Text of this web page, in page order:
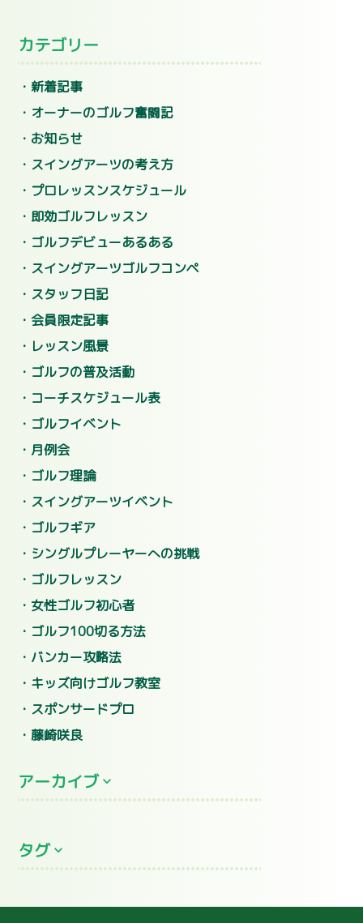
カテゴリー
新着記事
オーナーのゴルフ奮闘記
お知らせ
スイングアーツの考え方
プロレッスンスケジュール
即効ゴルフレッスン
ゴルフデビューあるある
スイングアーツゴルフコンペ
スタッフ日記
会員限定記事
レッスン風景
ゴルフの普及活動
コーチスケジュール表
ゴルフイベント
月例会
ゴルフ理論
スイングアーツイベント
ゴルフギア
シングルプレーヤーへの挑戦
ゴルフレッスン
女性ゴルフ初心者
ゴルフ100切る方法
バンカー攻略法
キッズ向けゴルフ教室
スポンサードプロ
藤崎咲良
アーカイブ
2026年6月
2026年5月(2)
タグ